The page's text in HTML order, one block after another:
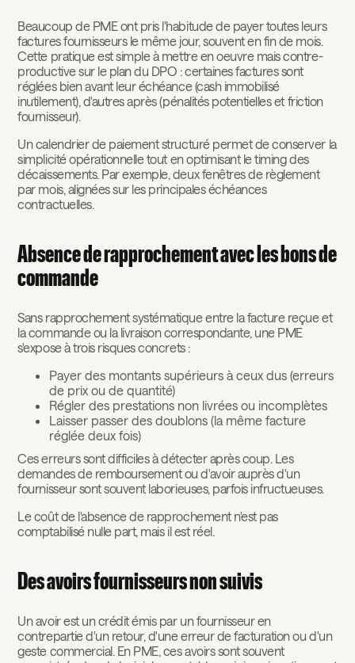
Beaucoup de PME ont pris l'habitude de payer toutes leurs
factures fournisseurs le même jour, souvent en fin de mois.
Cette pratique est simple à mettre en oeuvre mais contre-
productive sur le plan du DPO : certaines factures sont
réglées bien avant leur échéance (cash immobilisé
inutilement), d'autres après (pénalités potentielles et friction
fournisseur).
Un calendrier de paiement structuré permet de conserver la
simplicité opérationnelle tout en optimisant le timing des
décaissements. Par exemple, deux fenêtres de règlement
par mois, alignées sur les principales échéances
contractuelles.
Absence de rapprochement avec les bons de
commande
Sans rapprochement systématique entre la facture reçue et
la commande ou la livraison correspondante, une PME
s'expose à trois risques concrets :
Payer des montants supérieurs à ceux dus (erreurs
de prix ou de quantité)
Régler des prestations non livrées ou incomplètes
Laisser passer des doublons (la même facture
réglée deux fois)
Ces erreurs sont difficiles à détecter après coup. Les
demandes de remboursement ou d'avoir auprès d'un
fournisseur sont souvent laborieuses, parfois infructueuses.
Le coût de l'absence de rapprochement n'est pas
comptabilisé nulle part, mais il est réel.
Des avoirs fournisseurs non suivis
Un avoir est un crédit émis par un fournisseur en
contrepartie d'un retour, d'une erreur de facturation ou d'un
geste commercial. En PME, ces avoirs sont souvent